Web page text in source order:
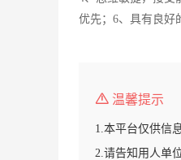
优先；6、具有良好
温馨提示
1.本平台仅供信
2.请告知用人单